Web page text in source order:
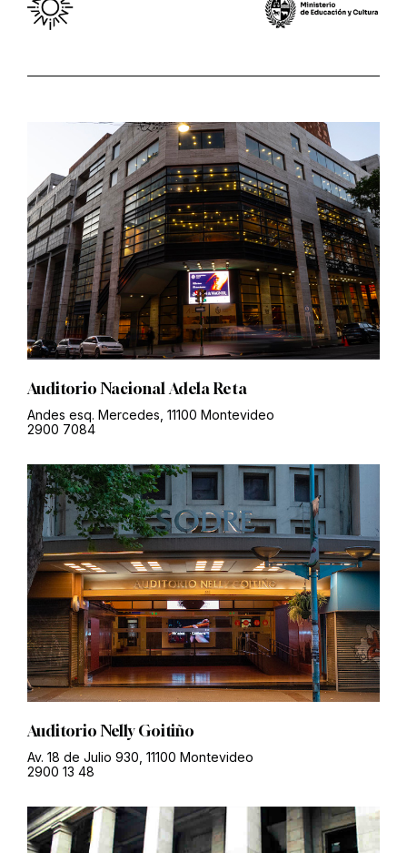
Auditorio Nacional Adela Reta
Andes esq. Mercedes, 11100 Montevideo
2900 7084
Auditorio Nelly Goitiño
Av. 18 de Julio 930, 11100 Montevideo
2900 13 48